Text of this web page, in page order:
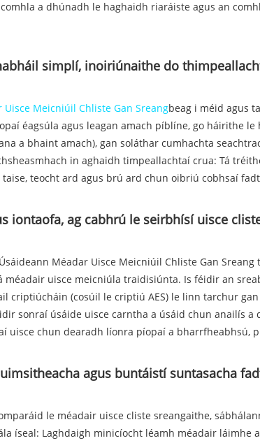
a dhúnadh le haghaidh riaráiste agus an
simplí, inoiriúnaithe do
Uisce Meicniúil Chliste Gan Sreangbeag i méid agus
éagsúla agus leagan amach píblíne, go háirithe
a bhaint amach), gan soláthar cumhachta
in aghaidh timpeallachtaí crua: Tá
teocht ard agus brú ard chun oibriú cobhsaí
iontaofa, ag cabhrú le seirbhísí uisce
Méadar Uisce Meicniúil Chliste Gan
méadair uisce meicniúla traidisiúnta. Is féidir an
criptiúcháin (cosúil le criptiú AES) le linn tarchur
sonraí úsáide uisce carntha a úsáid chun anailís
uisce chun dearadh líonra píopaí a bharrfheabhsú,
agus buntáistí suntasacha
le méadair uisce cliste sreangaithe,
íseal: Laghdaigh minicíocht léamh méadair